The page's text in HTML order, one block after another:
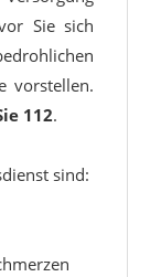
Sie sich
vorstellen.
112.
sind: